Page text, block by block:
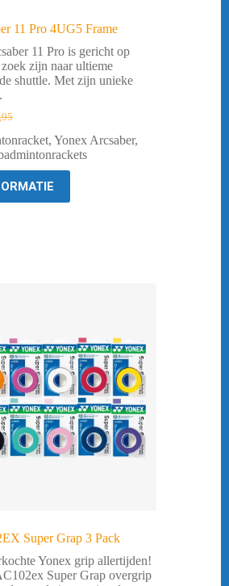
11 Pro 4UG5 Frame
11 Pro is gericht op
zijn naar ultieme
shuttle. Met zijn unieke
, Yonex Arcsaber,
Super Grap 3 Pack
Yonex grip allertijden!
Super Grap overgrip